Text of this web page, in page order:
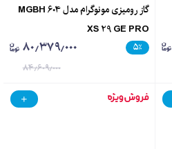
گاز رومیزی مونوگرام مدل MGBH 604
XS 29 GE PRO
۵٪ ۸۰٫۳۷۹٫۰۰۰
۸۴٫۶۰۹٫۰۰۰